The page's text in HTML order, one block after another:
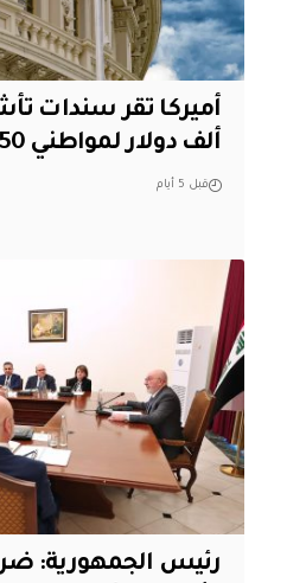
ألف دولار لمواطني 50 دولة
قبل 5 أيام
رئيس الجمهورية: